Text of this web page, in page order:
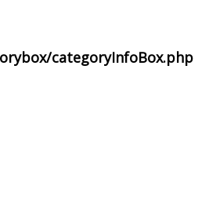
categoryInfoBox.php